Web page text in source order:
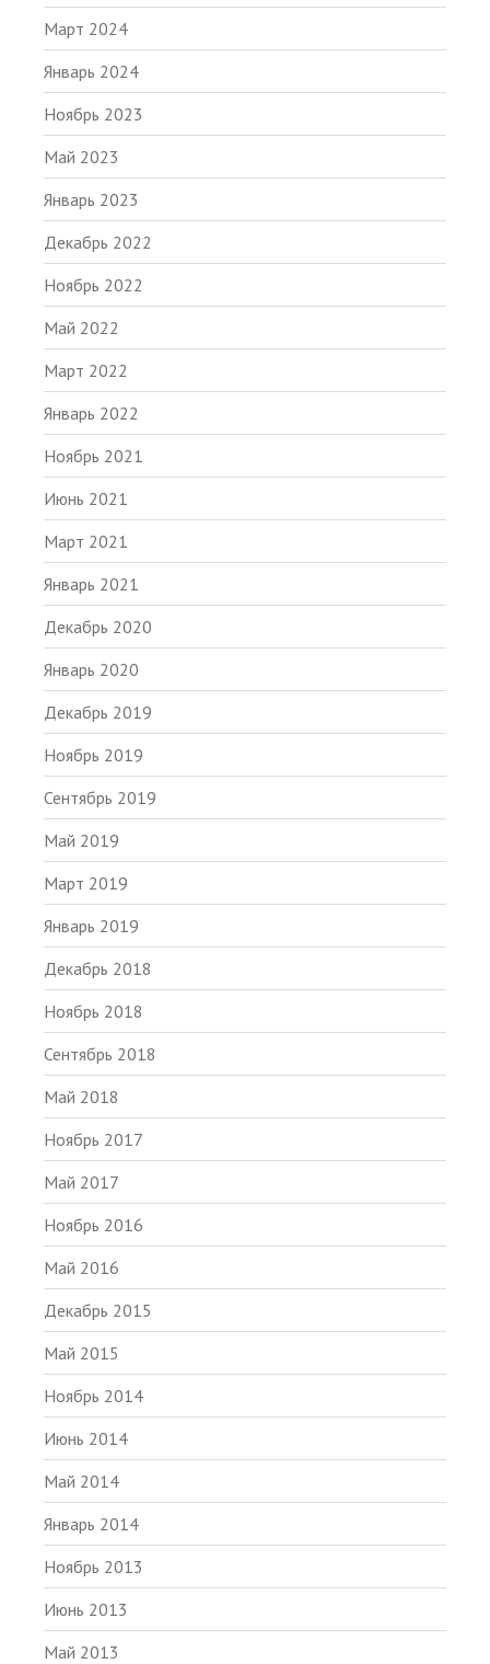
Март 2024
Январь 2024
Ноябрь 2023
Май 2023
Январь 2023
Декабрь 2022
Ноябрь 2022
Май 2022
Март 2022
Январь 2022
Ноябрь 2021
Июнь 2021
Март 2021
Январь 2021
Декабрь 2020
Январь 2020
Декабрь 2019
Ноябрь 2019
Сентябрь 2019
Май 2019
Март 2019
Январь 2019
Декабрь 2018
Ноябрь 2018
Сентябрь 2018
Май 2018
Ноябрь 2017
Май 2017
Ноябрь 2016
Май 2016
Декабрь 2015
Май 2015
Ноябрь 2014
Июнь 2014
Май 2014
Январь 2014
Ноябрь 2013
Июнь 2013
Май 2013